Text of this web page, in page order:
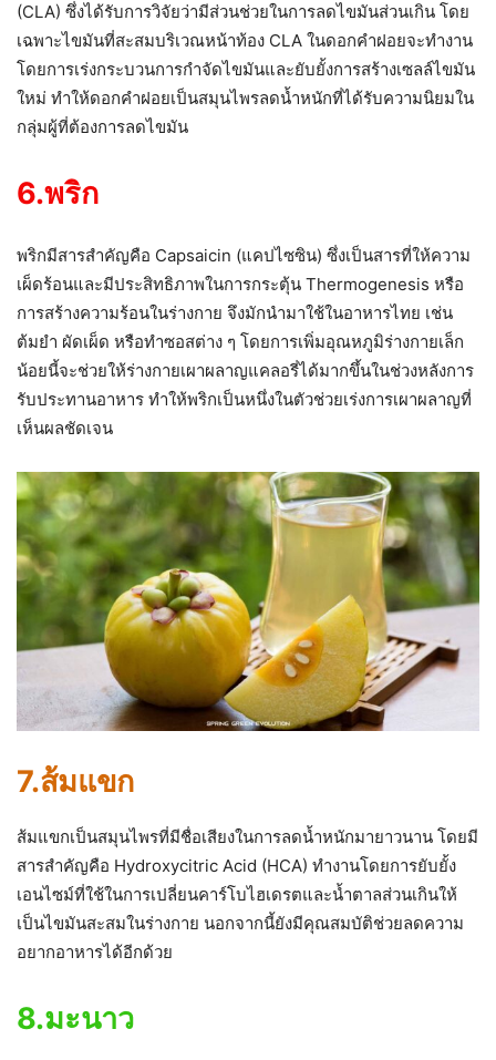
(CLA) ซึ่งได้รับการวิจัยว่ามีส่วนช่วยในการลดไขมันส่วนเกิน โดย
เฉพาะไขมันที่สะสมบริเวณหน้าท้อง CLA ในดอกคำฝอยจะทำงาน
โดยการเร่งกระบวนการกำจัดไขมันและยับยั้งการสร้างเซลล์ไขมัน
ใหม่ ทำให้ดอกคำฝอยเป็นสมุนไพรลดน้ำหนักที่ได้รับความนิยมใน
กลุ่มผู้ที่ต้องการลดไขมัน
6.พริก
พริกมีสารสำคัญคือ Capsaicin (แคปไซซิน) ซึ่งเป็นสารที่ให้ความ
เผ็ดร้อนและมีประสิทธิภาพในการกระตุ้น Thermogenesis หรือ
การสร้างความร้อนในร่างกาย จึงมักนำมาใช้ในอาหารไทย เช่น
ต้มยำ ผัดเผ็ด หรือทำซอสต่าง ๆ โดยการเพิ่มอุณหภูมิร่างกายเล็ก
น้อยนี้จะช่วยให้ร่างกายเผาผลาญแคลอรี่ได้มากขึ้นในช่วงหลังการ
รับประทานอาหาร ทำให้พริกเป็นหนึ่งในตัวช่วยเร่งการเผาผลาญที่
เห็นผลชัดเจน
7.ส้มแขก
ส้มแขกเป็นสมุนไพรที่มีชื่อเสียงในการลดน้ำหนักมายาวนาน โดยมี
สารสำคัญคือ Hydroxycitric Acid (HCA) ทำงานโดยการยับยั้ง
เอนไซม์ที่ใช้ในการเปลี่ยนคาร์โบไฮเดรตและน้ำตาลส่วนเกินให้
เป็นไขมันสะสมในร่างกาย นอกจากนี้ยังมีคุณสมบัติช่วยลดความ
อยากอาหารได้อีกด้วย
8.มะนาว